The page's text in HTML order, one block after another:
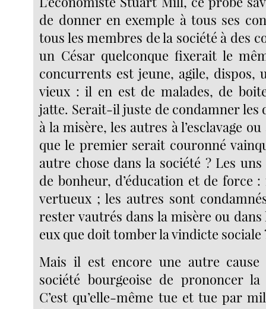
de donner en exemple à tous ses
tous les membres de la société à des
un César quelconque fixerait le
concurrents est jeune, agile, dispos,
vieux : il en est de malades, de
jatte. Serait-il juste de condamner les
à la misère, les autres à l’esclavage
que le premier serait couronné
autre chose dans la société ? Les
de bonheur, d’éducation et de force
vertueux ; les autres sont
rester vautrés dans la misère ou dans
eux que doit tomber la vindicte sociale
Mais il est encore une autre
société bourgeoise de prononcer
C’est qu’elle-même tue et tue par